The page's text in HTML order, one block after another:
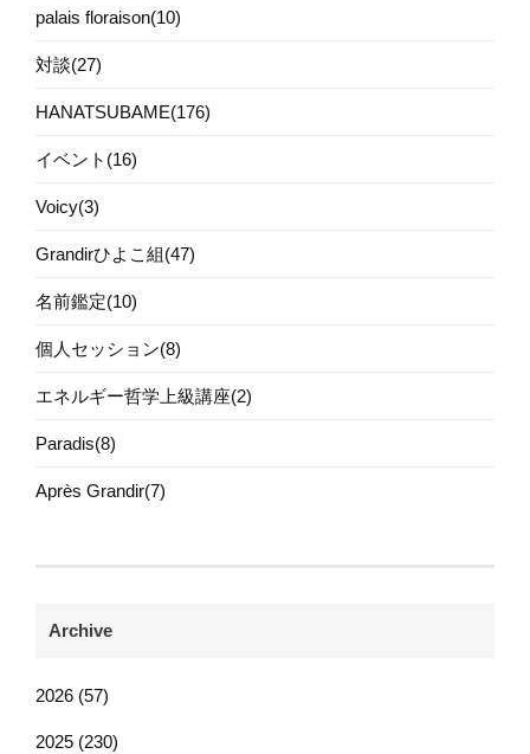
palais floraison(10)
対談(27)
HANATSUBAME(176)
イベント(16)
Voicy(3)
Grandirひよこ組(47)
名前鑑定(10)
個人セッション(8)
エネルギー哲学上級講座(2)
Paradis(8)
Après Grandir(7)
Archive
2026 (57)
2025 (230)